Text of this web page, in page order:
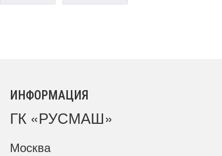
ИНФОРМАЦИЯ
ГК «РУСМАШ»
Москва